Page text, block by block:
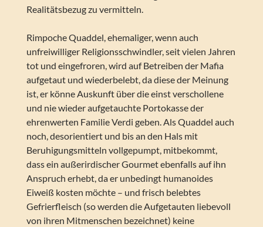
Realitätsbezug zu vermitteln.
Rimpoche Quaddel, ehemaliger, wenn auch
unfreiwilliger Religionsschwindler, seit vielen Jahren
tot und eingefroren, wird auf Betreiben der Mafia
aufgetaut und wiederbelebt, da diese der Meinung
ist, er könne Auskunft über die einst verschollene
und nie wieder aufgetauchte Portokasse der
ehrenwerten Familie Verdi geben. Als Quaddel auch
noch, desorientiert und bis an den Hals mit
Beruhigungsmitteln vollgepumpt, mitbekommt,
dass ein außerirdischer Gourmet ebenfalls auf ihn
Anspruch erhebt, da er unbedingt humanoides
Eiweiß kosten möchte – und frisch belebtes
Gefrierfleisch (so werden die Aufgetauten liebevoll
von ihren Mitmenschen bezeichnet) keine